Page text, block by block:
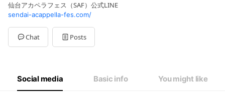
仙台アカペラフェス（SAF）公式LINE
sendai-acappella-fes.com/
Chat Posts
Social media Basic info You might like